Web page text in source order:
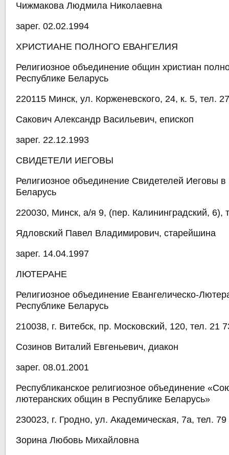
Чижмакова Людмила Николаевна
зарег. 02.02.1994
ХРИСТИАНЕ ПОЛНОГО ЕВАНГЕЛИЯ
Религиозное объединение общин христиан
Республике Беларусь
220115 Минск, ул. Корженевского, 24, к. 5, тел.
Сакович Александр Васильевич, епископ
зарег. 22.12.1993
СВИДЕТЕЛИ ИЕГОВЫ
Религиозное объединение Свидетелей Иеговы в
Беларусь
220030, Минск, а/я 9, (пер. Калининградский, 6),
Ядловский Павел Владимирович, старейшина
зарег. 14.04.1997
ЛЮТЕРАНЕ
Религиозное объединение Евангелическо-
Республике Беларусь
210038, г. Витебск, пр. Московский, 120, тел. 21
Созинов Виталий Евгеньевич, диакон
зарег. 08.01.2001
Республиканское религиозное объединение
лютеранских общин в Республике Беларусь»
230023, г. Гродно, ул. Академическая, 7а, тел.
Зорина Любовь Михайловна